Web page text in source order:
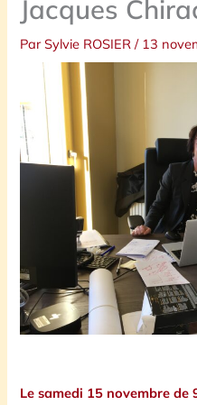
Jacques
ParSylvie ROSIER/ 13
Le samedi 15 novembre